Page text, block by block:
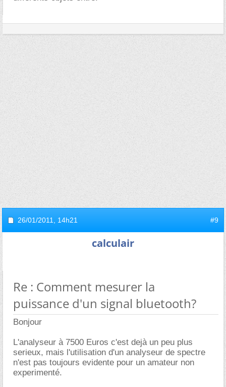
26/01/2011, 14h21 #9
calculair
Re : Comment mesurer la
puissance d'un signal bluetooth?
Bonjour
L'analyseur à 7500 Euros c'est dejà un peu plus
serieux, mais l'utilisation d'un analyseur de spectre
n'est pas toujours evidente pour un amateur non
experimenté.